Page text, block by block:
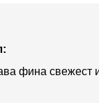
фина свежест